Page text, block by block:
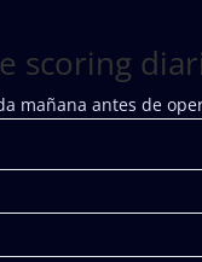
scoring
mañana antes de